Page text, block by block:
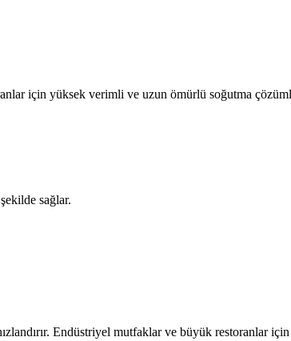
için yüksek verimli ve uzun ömürlü soğutma
sağlar.
Endüstriyel mutfaklar ve büyük restoranlar